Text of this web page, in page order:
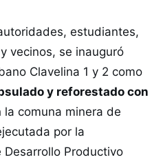
estudiantes,
vecinos, se inauguró
Clavelina 1 y 2 como
y reforestado con
la comuna minera de
por la
Desarrollo Productivo